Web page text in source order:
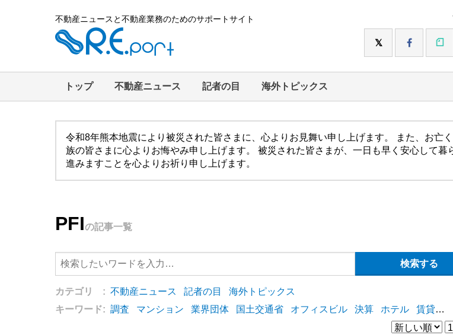
不動産ニュースと不動産業務のためのサポートサイト
トップ 不動産ニュース 記者の目 海外トピックス
令和8年熊本地震により被災された皆さまに、心よりお見舞い申し上げます。 また、お亡
族の皆さまに心よりお悔やみ申し上げます。 被災された皆さまが、一日も早く安心して
進みますことを心よりお祈り申し上げます。
PFIの記事一覧
カテゴリ : 不動産ニュース 記者の目
海外トピックス
キーワード: 調査 マンション 業界団体 国土交通省 オフィスビル 決算 ホテル 賃貸住宅